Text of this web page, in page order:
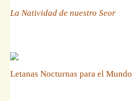
La Natividad de nuestro Seor
Letanas Nocturnas para el Mundo